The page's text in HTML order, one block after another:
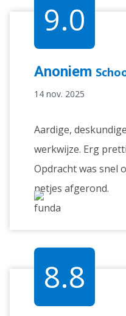
9.0
Anoniem
14 nov. 2025
Aardige,
werkwijze. Erg
Opdracht was snel
netjes afgerond.
8.8